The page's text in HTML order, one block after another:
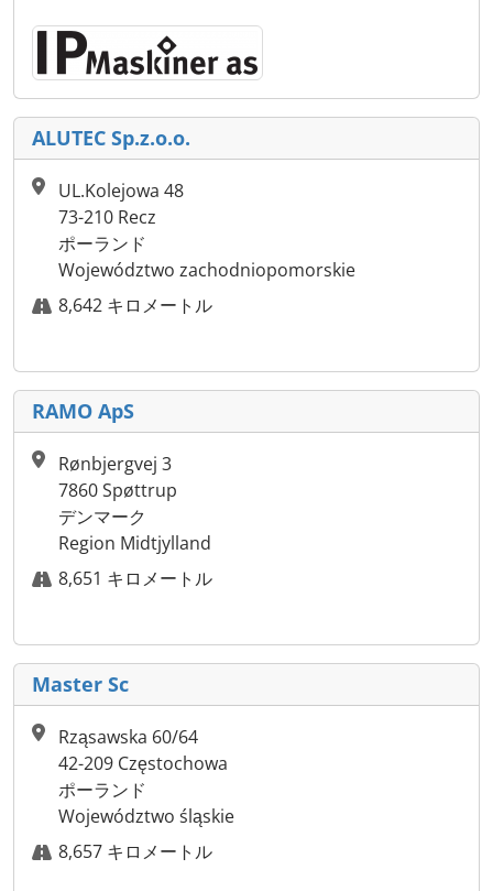
ALUTEC Sp.z.o.o.
UL.Kolejowa 48
73-210 Recz
ポーランド
Województwo zachodniopomorskie
8,642 キロメートル
RAMO ApS
Rønbjergvej 3
7860 Spøttrup
デンマーク
Region Midtjylland
8,651 キロメートル
Master Sc
Rząsawska 60/64
42-209 Częstochowa
ポーランド
Województwo śląskie
8,657 キロメートル